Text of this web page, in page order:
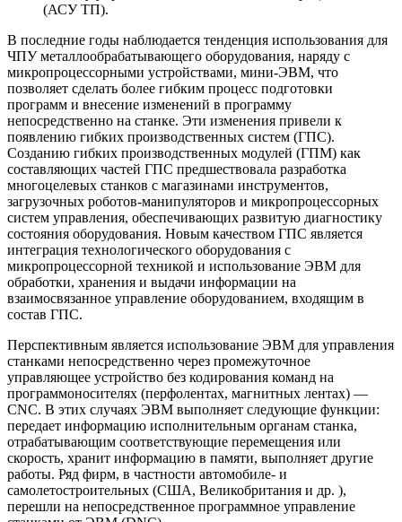
(АСУ ТП).
В последние годы наблюдается тенденция использования для
ЧПУ металлообрабатывающего оборудования, наряду с
микропроцессорными устройствами, мини-ЭВМ, что
позволяет сделать более гибким процесс подготовки
программ и внесение изменений в программу
непосредственно на станке. Эти изменения привели к
появлению гибких производственных систем (ГПС).
Созданию гибких производственных модулей (ГПМ) как
составляющих частей ГПС предшествовала разработка
многоцелевых станков с магазинами инструментов,
загрузочных роботов-манипуляторов и микропроцессорных
систем управления, обеспечивающих развитую диагностику
состояния оборудования. Новым качеством ГПС является
интеграция технологического оборудования с
микропроцессорной техникой и использование ЭВМ для
обработки, хранения и выдачи информации на
взаимосвязанное управление оборудованием, входящим в
состав ГПС.
Перспективным является использование ЭВМ для управления
станками непосредственно через промежуточное
управляющее устройство без кодирования команд на
программоносителях (перфолентах, магнитных лентах) —
CNC. В этих случаях ЭВМ выполняет следующие функции:
передает информацию исполнительным органам станка,
отрабатывающим соответствующие перемещения или
скорость, хранит информацию в памяти, выполняет другие
работы. Ряд фирм, в частности автомобиле- и
самолетостроительных (США, Великобритания и др. ),
перешли на непосредственное программное управление